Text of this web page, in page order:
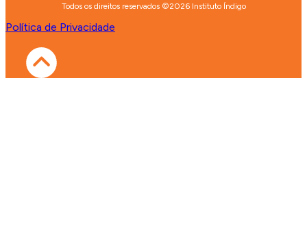
Todos os direitos reservados ©2026 Instituto Índigo
Política de Privacidade